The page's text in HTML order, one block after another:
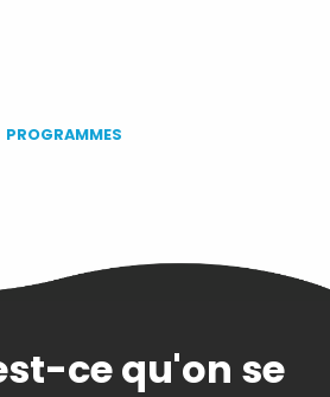
PROGRAMMES
ce qu'on se